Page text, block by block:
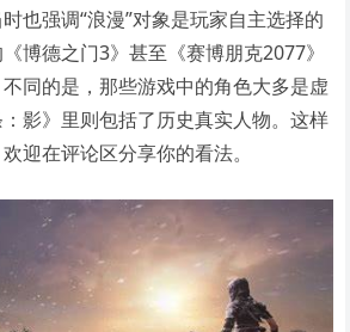
也强调“浪漫”对象是玩家自主选择的
博德之门3》甚至《赛博朋克2077》
同的是，那些游戏中的角色大多是虚
影》里则包括了历史真实人物。这样
迎在评论区分享你的看法。